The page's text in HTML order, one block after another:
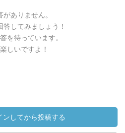
がありません。
答してみましょう！
を待っています。
しいですよ！
ンしてから投稿する